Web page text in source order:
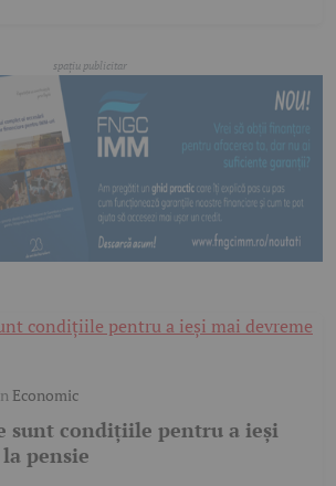
Economic
sunt condițiile pentru a ieși
pensie